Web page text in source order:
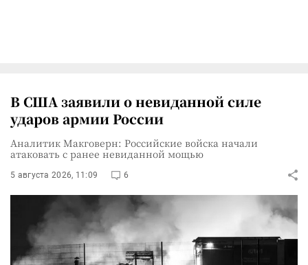
В США заявили о невиданной силе
ударов армии России
Аналитик Макговерн: Российские войска начали
атаковать с ранее невиданной мощью
5 августа 2026, 11:09 6